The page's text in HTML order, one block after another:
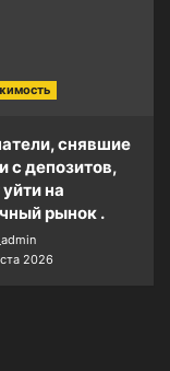
снявшие
с депозитов,
на
рынок .
2026